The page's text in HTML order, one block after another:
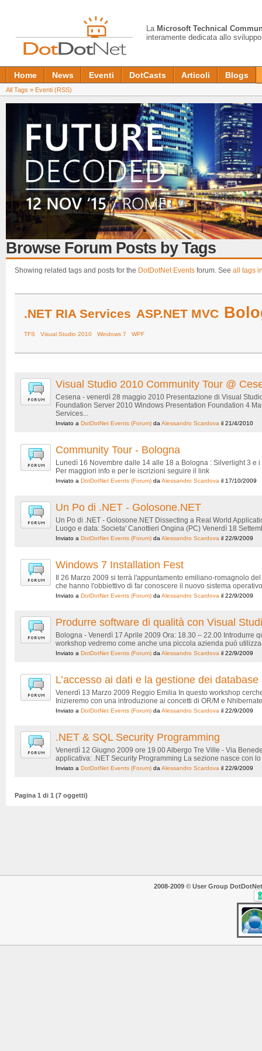
La Microsoft Technical
interamente dedicata allo
Home News Eventi DotCasts Articoli Blogs
All Tags » Eventi (RSS)
Browse Forum Posts by Tags
Showing related tags and posts for the DotDotNet Events forum. See all tags
.NET RIA Services ASP.NET MVC
TFS Visual Studio 2010 Windows 7 WPF
Visual Studio 2010 Community Tour @
Cesena - venerdì 28 maggio 2010 Presentazione di Visual
Foundation Server 2010 Windows Presentation Foundation 4
Services...
Inviato a DotDotNet Events (Forum) daAlessandro Scardova il 21/4/2010
Community Tour - Bologna
Lunedì 16 Novembre dalle 14 alle 18 a Bologna : Silverlight 3 e
Per maggiori info e per le iscrizioni seguire il link
Inviato a DotDotNet Events (Forum) daAlessandro Scardova il 17/10/2009
Un Po di .NET - Golosone.NET
Un Po di .NET - Golosone.NET Dissecting a Real World
Luogo e data: Societa' Canottieri Ongina (PC) Venerdì 18
Inviato a DotDotNet Events (Forum) daAlessandro Scardova il 22/9/2009
Windows 7 Installation Fest
Il 26 Marzo 2009 si terrà l'appuntamento emiliano-romagnolo
che hanno l'obbiettivo di far conoscere il nuovo sistema
Inviato a DotDotNet Events (Forum) daAlessandro Scardova il 22/9/2009
Produrre software di qualità con Visual
Bologna - Venerdì 17 Aprile 2009 Ora: 18.30 – 22.00 Introdurre
workshop vedremo come anche una piccola azienda può
Inviato a DotDotNet Events (Forum) daAlessandro Scardova il 22/9/2009
L’accesso ai dati e la gestione dei database
Venerdì 13 Marzo 2009 Reggio Emilia In questo workshop
Inizieremo con una introduzione ai concetti di OR/M e
Inviato a DotDotNet Events (Forum) daAlessandro Scardova il 22/9/2009
.NET & SQL Security Programming
Venerdì 12 Giugno 2009 ore 19.00 Albergo Tre Ville - Via
applicativa: .NET Security Programming La sezione nasce con
Inviato a DotDotNet Events (Forum) daAlessandro Scardova il 22/9/2009
Pagina 1 di 1 (7 oggetti)
2008-2009 © User Group